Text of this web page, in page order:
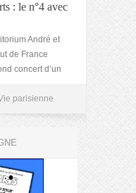
: le n°4 avec
André et
de France
concert d’un
parisienne